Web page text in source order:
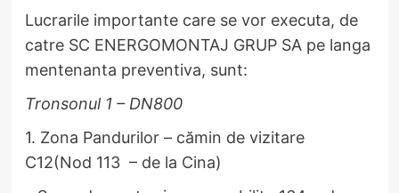
​Lucrarile importante care se vor executa, de
catre SC ENERGOMONTAJ GRUP SA pe langa
mentenanta preventiva, sunt:
Tronsonul 1 – DN800
1. Zona Pandurilor – cămin de vizitare
C12(Nod 113 – de la Cina)